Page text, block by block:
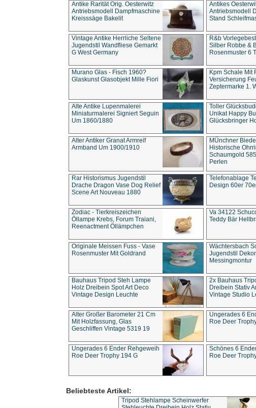
Antike Rarität Orig. Oesterwitz
Antriebsmodell Dampfmaschine
Kreisssäge Bakelit
Antikes
Antriebsmodell
Stand
Vintage Antike Herrliche Seltene
Jugendstil Wandfliese Gemarkt
G West Germany
R&b
Silber Robbe &
Rosenmuster 6
Murano Glas - Fisch 1960?
Glaskunst Glasobjekt Mille Fiori
Kpm Schale Mit
Versicherung
Zeptermarke 1.
Alte Antike Lupenmalerei
Miniaturmalerei Signiert Seguin
Um 1860/1880
Toller
Unikat Happy
Glücksbringer
Alter Antiker Granat Armreif
Armband Um 1900/1910
MÜnchner
Historische
Schaumgold
Perlen
Rar Historismus Jugendstil
Drache Dragon Vase Dog Relief
Scene Art Nouveau 1880
Telefonablage
Design 60er
Zodiac - Tierkreiszeichen
Öllampe Krebs, Forum Traiani,
Reenactment Öllämpchen
Va 34122
Teddy Bär
Originale Meissen Fuss - Vase
Rosenmuster Mit Goldrand
Wächtersbach
Jugendstil
Messingmontur
Bauhaus Tripod Steh Lampe
Holz Dreibein Spot Art Deco
Vintage Design Leuchte
2x Bauhaus
Dreibein Stativ
Vintage Studio
Alter Großer Barometer 21 Cm
Mit Holzfassung, Glas
Geschliffen Vintage 5319 19
Ungerades 6
Roe Deer
Ungerades 6 Ender Rehgeweih
Roe Deer Trophy 194 G
Schönes 6
Roe Deer
Beliebteste Artikel:
Tripod Stehlampe Scheinwerfer